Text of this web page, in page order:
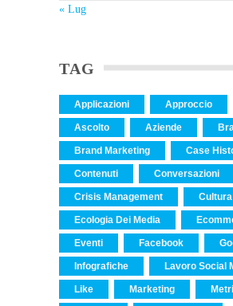
« Lug
TAG
Applicazioni Approccio
Ascolto Aziende
Brand Marketing Case
Contenuti Conversazioni
Crisis Management
Ecologia Dei Media
Eventi Facebook
Infografiche Lavoro Social
Like Marketing